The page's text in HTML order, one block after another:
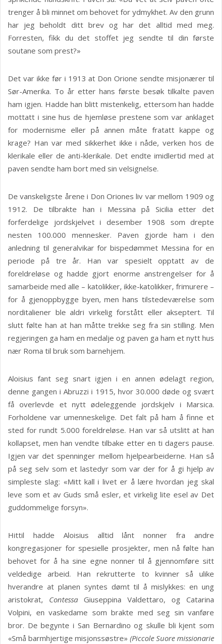
trenger å bli minnet om behovet for ydmykhet. Av den grunn
har jeg beholdt ditt brev og har det alltid med meg.
Forresten, fikk du det stoffet jeg sendte til din første
soutane som prest?»
Det var ikke før i 1913 at Don Orione sendte misjonærer til
Sør-Amerika. To år etter hans første besøk tilkalte paven
ham igjen. Hadde han blitt mistenkelig, ettersom han hadde
mottatt i sine hus de hjemløse prestene som var anklaget
for modernisme eller på annen måte fratatt kappe og
krage? Han var med sikkerhet ikke i nåde, verken hos de
klerikale eller de anti-klerikale. Det endte imidlertid med at
paven sendte ham bort med sin velsignelse.
De vanskeligste årene i Don Oriones liv var mellom 1909 og
1912. De tilbrakte han i Messina på Sicilia etter det
forferdelige jordskjelvet i desember 1908 som drepte
nesten 100.000 mennesker. Paven gjorde ham i den
anledning til generalvikar for bispedømmet Messina for en
periode på tre år. Han var spesielt opptatt av de
foreldreløse og hadde gjort enorme anstrengelser for å
samarbeide med alle – katolikker, ikke-katolikker, frimurere –
for å gjenoppbygge byen, men hans tilstedeværelse som
norditaliener ble aldri virkelig forstått eller akseptert. Til
slutt følte han at han måtte trekke seg fra sin stilling. Men
regjeringen ga ham en medalje og paven ga ham et nytt hus
nær Roma til bruk som barnehjem.
Aloisius fant seg snart igjen i en annen ødelagt region,
denne gangen i Abruzzi i 1915, hvor 30.000 døde og svært
få overlevde et nytt ødeleggende jordskjelv i Marsica.
Forholdene var umenneskelige. Det falt på ham å finne et
sted for rundt 5.000 foreldreløse. Han var så utslitt at han
kollapset, men han vendte tilbake etter en ti dagers pause.
Igjen var det spenninger mellom hjelpearbeiderne. Han så
på seg selv som et lastedyr som var der for å gi hjelp av
simpleste slag: «Mitt kall i livet er å lære hvordan jeg skal
leve som et av Guds små esler, et virkelig lite esel av Det
guddommelige forsyn».
Hittil hadde Aloisius alltid lånt nonner fra andre
kongregasjoner for spesielle prosjekter, men nå følte han
behovet for å ha sine egne nonner til å gjennomføre sitt
veldedige arbeid. Han rekrutterte to kvinner så ulike
hverandre at planen syntes dømt til å mislykkes: en ung
aristokrat, Contessa Giuseppina Valdettaro, og Catarina
Volpini, en vaskedame som brakte med seg sin vanføre
bror. De begynte i San Bernardino og skulle bli kjent som
«Små barmhjertige misjonssøstre» (Piccole Suore missionarie